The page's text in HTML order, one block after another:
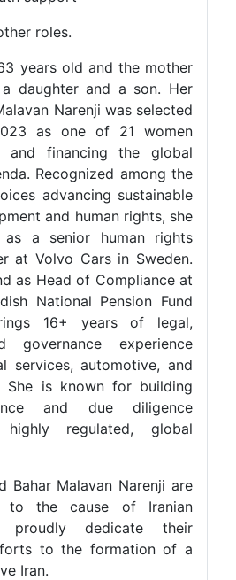
roles.
years old and the mother
daughter and a son. Her
Narenji was selected
as one of 21 women
and financing the global
Recognized among the
advancing sustainable
and human rights, she
as a senior human rights
at Volvo Cars in Sweden.
as Head of Compliance at
National Pension Fund
16+ years of legal,
governance experience
services, automotive, and
She is known for building
and due diligence
regulated, global
Bahar Malavan Narenji are
to the cause of Iranian
proudly dedicate their
to the formation of a
Iran.